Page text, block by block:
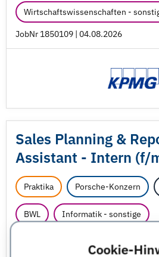
Cookie-
Wirtschaftswissenschaften -
JobNr 1850109 | 04.08.2026
Sales Planning &
Assistant - Intern (f/
Praktika Porsche-Konzern
BWL Informatik - sonstige